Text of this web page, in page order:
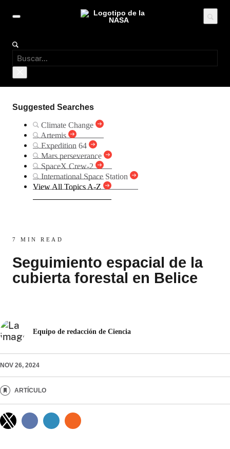
Suggested Searches
Climate Change
Artemis
Expedition 64
Mars perseverance
SpaceX Crew-2
International Space Station
View All Topics A-Z
7 MIN READ
Seguimiento espacial de la
cubierta forestal en Belice
Equipo de redacción de Ciencia
NOV 26, 2024
ARTÍCULO